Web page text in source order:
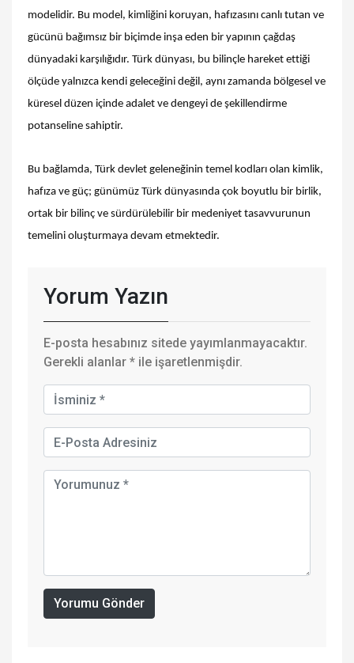
modelidir. Bu model, kimliğini koruyan, hafızasını canlı tutan ve
gücünü bağımsız bir biçimde inşa eden bir yapının çağdaş
dünyadaki karşılığıdır. Türk dünyası, bu bilinçle hareket ettiği
ölçüde yalnızca kendi geleceğini değil, aynı zamanda bölgesel ve
küresel düzen içinde adalet ve dengeyi de şekillendirme
potanseline sahiptir.
Bu bağlamda, Türk devlet geleneğinin temel kodları olan kimlik,
hafıza ve güç; günümüz Türk dünyasında çok boyutlu bir birlik,
ortak bir bilinç ve sürdürülebilir bir medeniyet tasavvurunun
temelini oluşturmaya devam etmektedir.
Yorum Yazın
E-posta hesabınız sitede yayımlanmayacaktır.
Gerekli alanlar * ile işaretlenmişdir.
Yorumu Gönder